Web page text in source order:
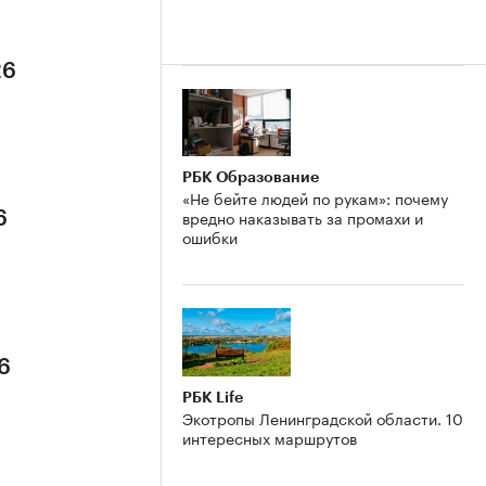
РБК Образование
«Не бейте людей по рукам»: почему
вредно наказывать за промахи и
ошибки
РБК Life
Экотропы Ленинградской области. 10
интересных маршрутов